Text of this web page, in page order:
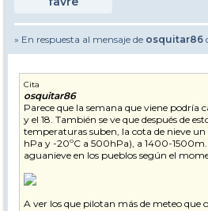
» En respuesta al mensaje de osquitar86
Cita
osquitar86
Parece que la semana que viene podría
y el 18. También se ve que después de
temperaturas suben, la cota de nieve un
hPa y -20ºC a 500hPa), a 1400-
aguanieve en los pueblos según el
A ver los que pilotan más de meteo que